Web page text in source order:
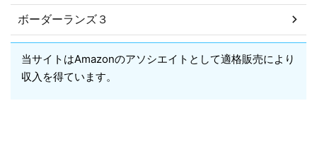
ボーダーランズ３
当サイトはAmazonのアソシエイトとして適格販売により
収入を得ています。